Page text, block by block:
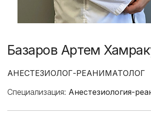
Базаров Артем
АНЕСТЕЗИОЛОГ-РЕАНИМАТОЛОГ
Специализация: Анестезиология-